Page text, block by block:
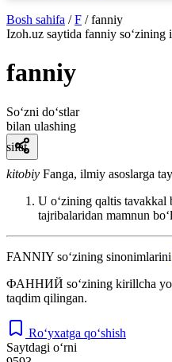
Bosh sahifa / F / fanniy
Izoh.uz saytida fanniy so‘zining
fanniy
So‘zni do‘stlar
bilan ulashing
sifat
kitobiy Fanga, ilmiy asoslarga
U oʻzining qaltis tavakkal
tajribalaridan mamnun
FANNIY so‘zining sinonimlarini
ФАННИЙ so‘zining kirillcha
taqdim qilingan.
Ro‘yxatga qo‘shish
Saytdagi o‘rni